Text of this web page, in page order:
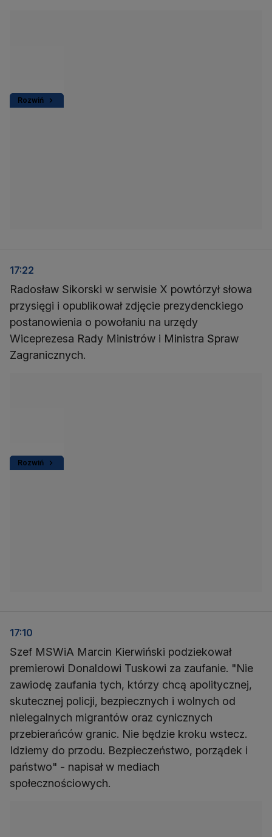
Rozwiń
17:22
Radosław Sikorski w serwisie X powtórzył słowa
przysięgi i opublikował zdjęcie prezydenckiego
postanowienia o powołaniu na urzędy
Wiceprezesa Rady Ministrów i Ministra Spraw
Zagranicznych.
Rozwiń
17:10
Szef MSWiA Marcin Kierwiński podziekował
premierowi Donaldowi Tuskowi za zaufanie. "Nie
zawiodę zaufania tych, którzy chcą apolitycznej,
skutecznej policji, bezpiecznych i wolnych od
nielegalnych migrantów oraz cynicznych
przebierańców granic. Nie będzie kroku wstecz.
Idziemy do przodu. Bezpieczeństwo, porządek i
państwo" - napisał w mediach
społecznościowych.